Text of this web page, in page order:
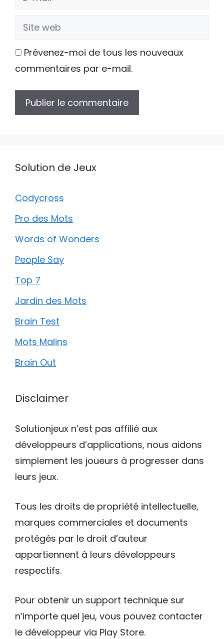
Site
Prévenez-moi de tous les nouveaux
commentaires par e-mail.
Solution de Jeux
Codycross
Pro des Mots
Words of Wonders
People Say
Top 7
Jardin des Mots
Brain Test
Mots Malins
Brain Out
Disclaimer
Solutionjeux n’est pas affilié aux
développeurs d’applications, nous aidons
simplement les joueurs à progresser dans
leurs jeux.
Tous les droits de propriété intellectuelle,
marques commerciales et documents
protégés par le droit d’auteur
appartiennent à leurs développeurs
respectifs.
Pour obtenir un support technique sur
n’importe quel jeu, vous pouvez contacter
le développeur via Play Store.